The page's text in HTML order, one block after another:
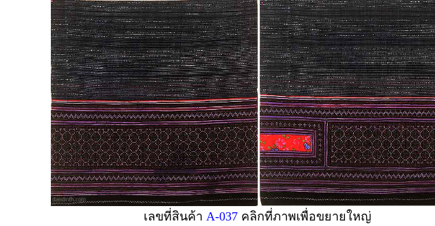
เลขที่สินค้า A-037คลิกที่ภาพเพื่อขยายใหญ่